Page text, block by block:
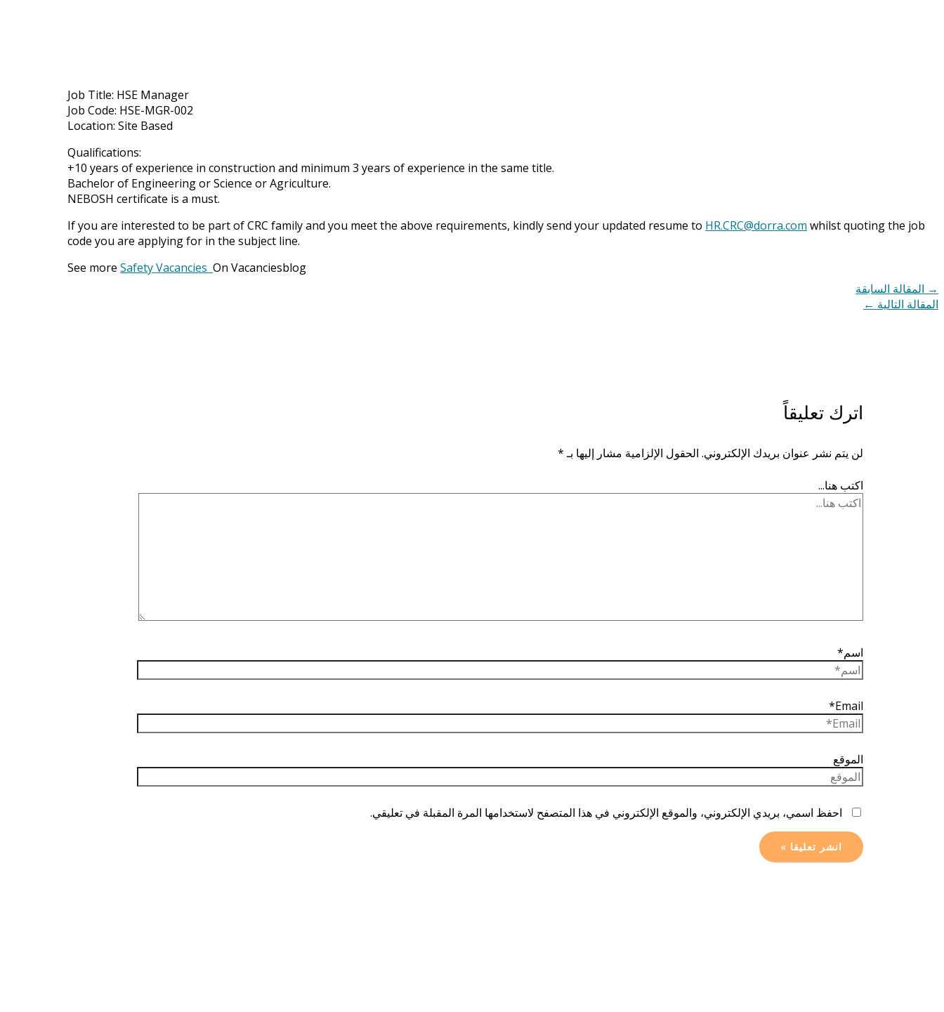
Job Title: HSE Manager
Job Code: HSE-MGR-002
Location: Site Based
Qualifications:
+10 years of experience in construction and minimum 3 years of experience in the same title.
Bachelor of Engineering or Science or Agriculture.
NEBOSH certificate is a must.
If you are interested to be part of CRC family and you meet the above requirements, kindly send your updated resume to HR.CRC@dorra.com whilst quoting the job
code you are applying for in the subject line.
See more Safety Vacancies On Vacanciesblog
→ المقالة السابقة
المقالة التالية ←
اترك تعليقاً
لن يتم نشر عنوان بريدك الإلكتروني. الحقول الإلزامية مشار إليها بـ*
اكتب هنا...
اسم*
Email*
الموقع
احفظ اسمي، بريدي الإلكتروني، والموقع الإلكتروني في هذا المتصفح لاستخدامها المرة المقبلة في تعليقي.